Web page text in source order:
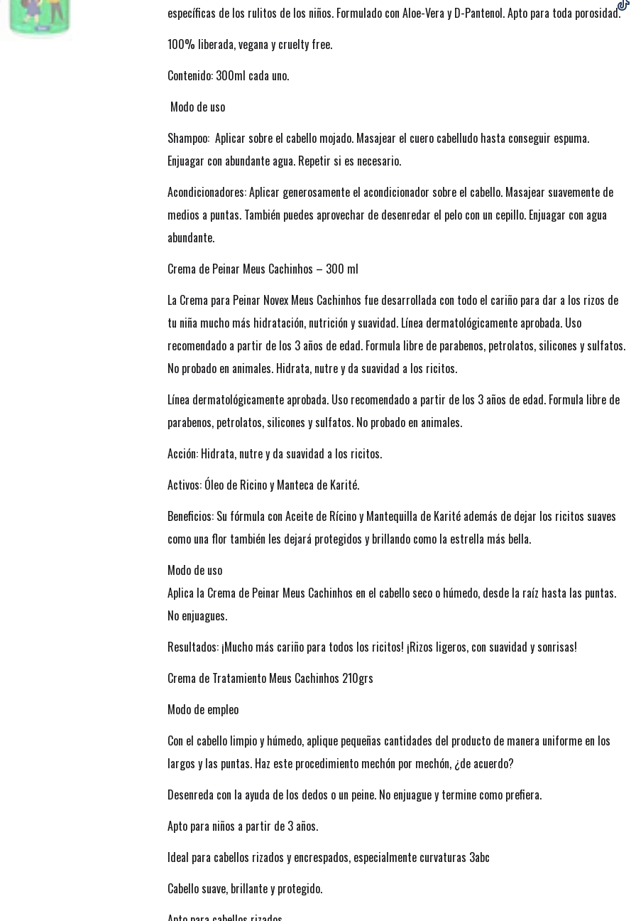
específicas de los rulitos de los niños. Formulado con Aloe-Vera y D-Pantenol. Apto para toda porosidad.
100% liberada, vegana y cruelty free.
Contenido: 300ml cada uno.
Modo de uso
Shampoo: Aplicar sobre el cabello mojado. Masajear el cuero cabelludo hasta conseguir espuma.
Enjuagar con abundante agua. Repetir si es necesario.
Acondicionadores: Aplicar generosamente el acondicionador sobre el cabello. Masajear suavemente de
medios a puntas. También puedes aprovechar de desenredar el pelo con un cepillo. Enjuagar con agua
abundante.
Crema de Peinar Meus Cachinhos – 300 ml
La Crema para Peinar Novex Meus Cachinhos fue desarrollada con todo el cariño para dar a los rizos de
tu niña mucho más hidratación, nutrición y suavidad. Línea dermatológicamente aprobada. Uso
recomendado a partir de los 3 años de edad. Formula libre de parabenos, petrolatos, silicones y sulfatos.
No probado en animales. Hidrata, nutre y da suavidad a los ricitos.
Línea dermatológicamente aprobada. Uso recomendado a partir de los 3 años de edad. Formula libre de
parabenos, petrolatos, silicones y sulfatos. No probado en animales.
Acción: Hidrata, nutre y da suavidad a los ricitos.
Activos: Óleo de Ricino y Manteca de Karité.
Beneficios: Su fórmula con Aceite de Rícino y Mantequilla de Karité además de dejar los ricitos suaves
como una flor también les dejará protegidos y brillando como la estrella más bella.
Modo de uso
Aplica la Crema de Peinar Meus Cachinhos en el cabello seco o húmedo, desde la raíz hasta las puntas.
No enjuagues.
Resultados: ¡Mucho más cariño para todos los ricitos! ¡Rizos ligeros, con suavidad y sonrisas!
Crema de Tratamiento Meus Cachinhos 210grs
Modo de empleo
Con el cabello limpio y húmedo, aplique pequeñas cantidades del producto de manera uniforme en los
largos y las puntas. Haz este procedimiento mechón por mechón, ¿de acuerdo?
Desenreda con la ayuda de los dedos o un peine. No enjuague y termine como prefiera.
Apto para niños a partir de 3 años.
Ideal para cabellos rizados y encrespados, especialmente curvaturas 3abc
Cabello suave, brillante y protegido.